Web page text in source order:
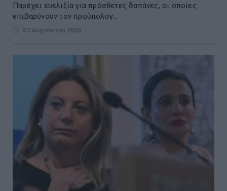
Παρέχει ευελιξία για πρόσθετες δαπάνες, οι οποίες
επιβαρύνουν τον προϋπολογ...
07 Αυγούστου 2026